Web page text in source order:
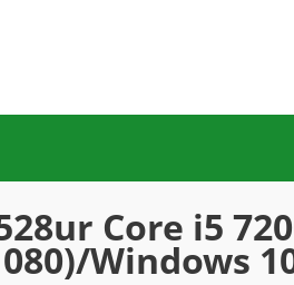
Core i5
Windows